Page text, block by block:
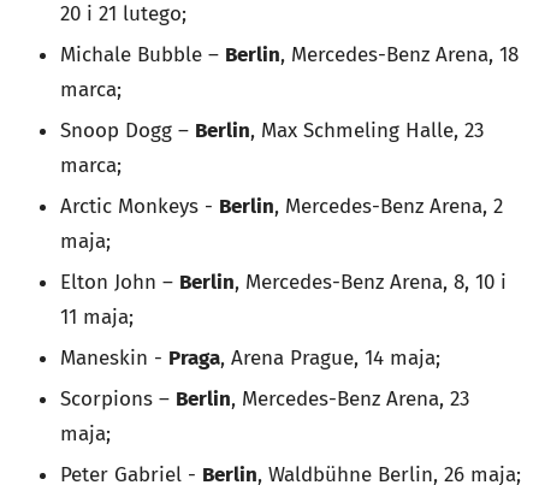
20 i 21 lutego;
Michale Bubble – Berlin, Mercedes-Benz Arena, 18
marca;
Snoop Dogg – Berlin, Max Schmeling Halle, 23
marca;
Arctic Monkeys - Berlin, Mercedes-Benz Arena, 2
maja;
Elton John – Berlin, Mercedes-Benz Arena, 8, 10 i
11 maja;
Maneskin - Praga, Arena Prague, 14 maja;
Scorpions – Berlin, Mercedes-Benz Arena, 23
maja;
Peter Gabriel - Berlin, Waldbühne Berlin, 26 maja;